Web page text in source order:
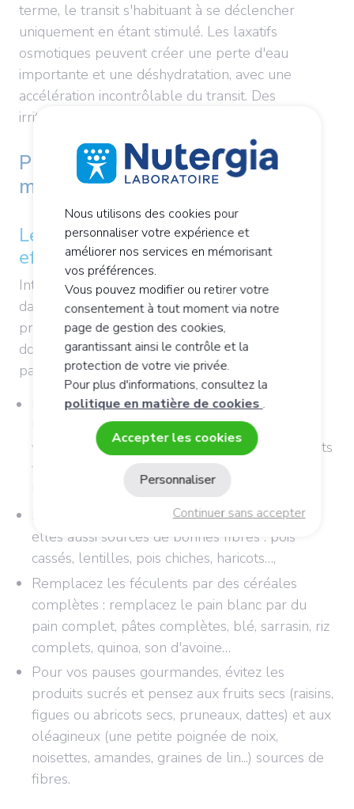
terme, le transit s'habituant à se déclencher
uniquement en étant stimulé. Les laxatifs
osmotiques peuvent créer une perte d'eau
importante et une déshydratation, avec une
accélération incontrôlable du transit. Des
irritations de la muqueuse peuvent apparaître.
Problèmes de constipation : quoi
manger ?
Les aliments, des "remèdes" sans
effet secondaire !
Introduisez majoritairement des aliments frais
dans votre alimentation au quotidien de façon
progressive afin d’éviter les ballonnements et
douleurs abdominales liés à leur fermentation
par le
microbiote:
Mangez au moins 5 portions de fruits et
légumes par jour, en favorisant les légumes
verts (épinards, cresson, bettes, etc.) et les fruits
frais, ces aliments sont riches en fibres (ex. 3
légumes et 2 fruits ou vice versa),
Pensez à consommer plus de légumineuses,
elles aussi sources de bonnes fibres : pois
cassés, lentilles, pois chiches, haricots…,
Remplacez les féculents par des céréales
complètes : remplacez le pain blanc par du
pain complet, pâtes complètes, blé, sarrasin, riz
complets, quinoa, son d'avoine…
Pour vos pauses gourmandes, évitez les
produits sucrés et pensez aux fruits secs (raisins,
figues ou abricots secs, pruneaux, dattes) et aux
oléagineux (une petite poignée de noix,
noisettes, amandes, graines de lin...) sources de
fibres.
Nous utilisons des cookies pour
personnaliser votre expérience et
améliorer nos services en mémorisant
vos préférences.
Vous pouvez modifier ou retirer votre
consentement à tout moment via notre
page de gestion des cookies,
garantissant ainsi le contrôle et la
protection de votre vie privée.
Pour plus d'informations, consultez la
politique en matière de cookies .
Accepter les cookies
Continuer sans accepter
Personnaliser